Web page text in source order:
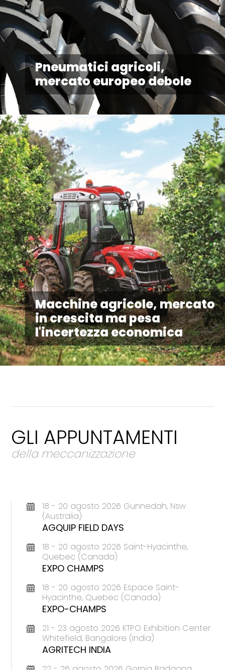
Pneumatici agricoli,
mercato europeo debole
Macchine agricole, mercato
in crescita ma pesa
l'incertezza economica
GLI APPUNTAMENTI
della meccanizzazione
18 - 20 agosto 2026 Gunnedah, Nsw
(Australia)
AGQUIP FIELD DAYS
18 - 20 agosto 2026 Saint-Hyacinthe,
Quebec (Canada)
EXPO CHAMPS
18 - 20 agosto 2026 Espace Saint-
Hyacinthe, Quebec (Canada)
EXPO-CHAMPS
21 - 23 agosto 2026 KTPO Exhibition Center
Whitefield, Bangalore (India)
AGRITECH INDIA